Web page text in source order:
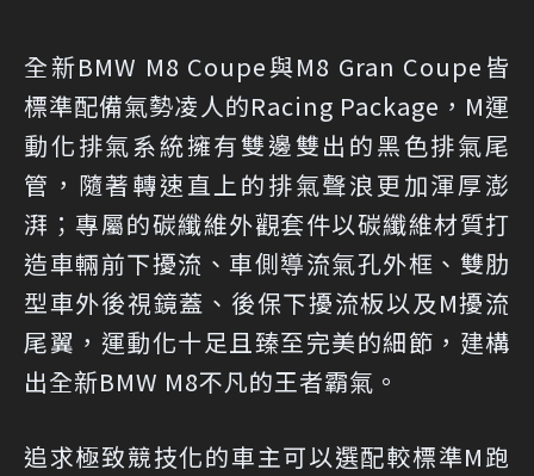
全新BMW M8 Coupe與M8 Gran Coupe皆
標準配備氣勢凌人的Racing Package，M運
動化排氣系統擁有雙邊雙出的黑色排氣尾
管，隨著轉速直上的排氣聲浪更加渾厚澎
湃；專屬的碳纖維外觀套件以碳纖維材質打
造車輛前下擾流、車側導流氣孔外框、雙肋
型車外後視鏡蓋、後保下擾流板以及M擾流
尾翼，運動化十足且臻至完美的細節，建構
出全新BMW M8不凡的王者霸氣。
追求極致競技化的車主可以選配較標準M跑